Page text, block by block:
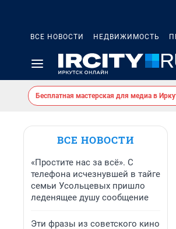
ВСЕ НОВОСТИ НЕДВИЖИМОСТЬ
Бесплатная мастерская для медиа в
ВСЕ НОВОСТИ
«Простите нас за всё». С
телефона исчезнувшей в тайге
семьи Усольцевых пришло
леденящее душу сообщение
Эти фразы из советского кино